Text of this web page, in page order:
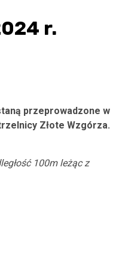
r.
przeprowadzone w
Złote Wzgórza.
100m leżąc z